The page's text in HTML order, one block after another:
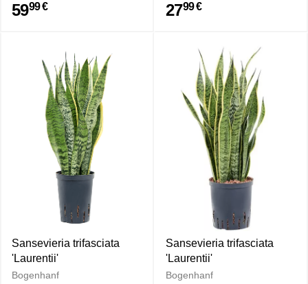
5999 € 2799 €
Sansevieria trifasciata
'Laurentii'
Bogenhanf
Sansevieria trifasciata
'Laurentii'
Bogenhanf